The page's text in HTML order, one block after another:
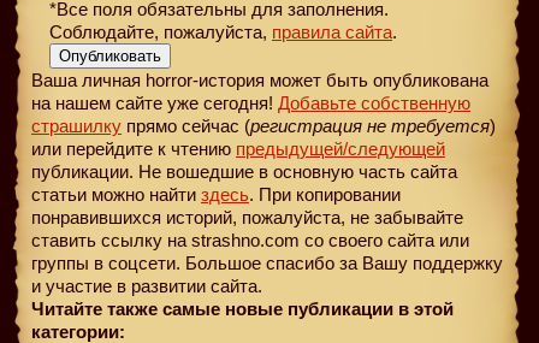
*Все поля обязательны для заполнения.
Соблюдайте, пожалуйста, правила сайта.
Опубликовать
Ваша личная horror-история может быть опубликована
на нашем сайте уже сегодня! Добавьте собственную
страшилку прямо сейчас (регистрация не требуется)
или перейдите к чтению предыдущей/следующей
публикации. Не вошедшие в основную часть сайта
статьи можно найти здесь. При копировании
понравившихся историй, пожалуйста, не забывайте
ставить ссылку на strashno.com со своего сайта или
группы в соцсети. Большое спасибо за Вашу поддержку
и участие в развитии сайта.
Читайте также самые новые публикации в этой
категории: